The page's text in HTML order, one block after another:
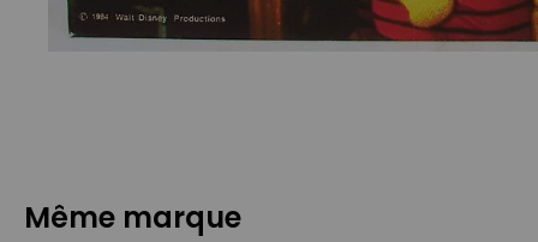
Même marque